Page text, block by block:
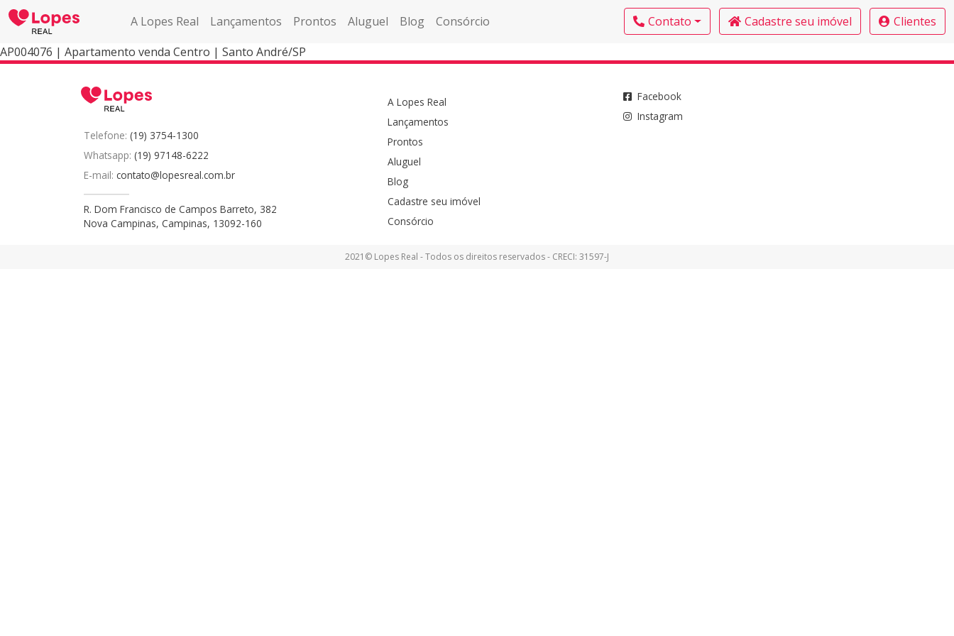
A Lopes Real Lançamentos Prontos Aluguel Blog Consórcio Contato Cadastre seu imóvel
Clientes
AP004076 | Apartamento venda Centro | Santo André/SP
Telefone: (19) 3754-1300
Whatsapp: (19) 97148-6222
E-mail: contato@lopesreal.com.br
R. Dom Francisco de Campos Barreto, 382
Nova Campinas, Campinas, 13092-160
A Lopes Real
Lançamentos
Prontos
Aluguel
Blog
Cadastre seu imóvel
Consórcio
Facebook
Instagram
2021© Lopes Real - Todos os direitos reservados - CRECI: 31597-J